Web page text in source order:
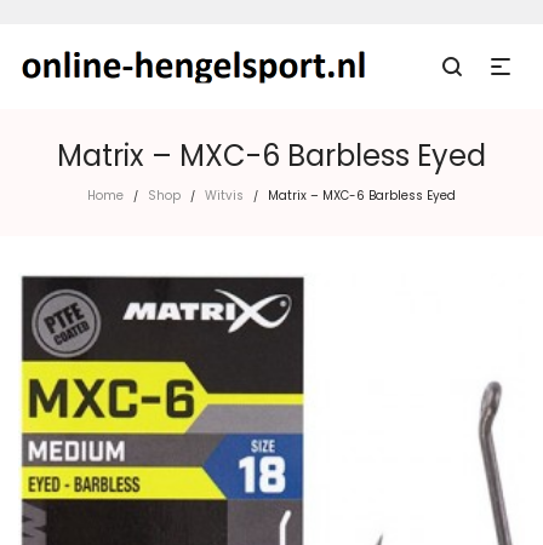
Matrix – MXC-6 Barbless Eyed
Home / Shop / Witvis / Matrix – MXC-6 Barbless Eyed